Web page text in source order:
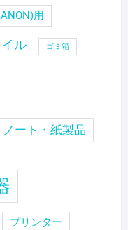
用
ル ゴミ箱
ノート・紙製品
プリンター